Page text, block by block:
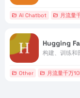
AI Chatbot 月流量
Hugging
构建、训练和
Other 月流量千万